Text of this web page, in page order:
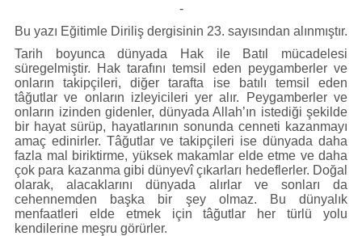
Künye
İletişim
-
Bu yazı Eğitimle Diriliş dergisinin 23. sayısından alınmıştır.
Tarih boyunca dünyada Hak ile Batıl mücadelesi
süregelmiştir. Hak tarafını temsil eden peygamberler ve
onların takipçileri, diğer tarafta ise batılı temsil eden
tâğutlar ve onların izleyicileri yer alır. Peygamberler ve
onların izinden gidenler, dünyada Allah’ın istediği şekilde
bir hayat sürüp, hayatlarının sonunda cenneti kazanmayı
amaç edinirler. Tâğutlar ve takipçileri ise dünyada daha
fazla mal biriktirme, yüksek makamlar elde etme ve daha
çok para kazanma gibi dünyevî çıkarları hedeflerler. Doğal
olarak, alacaklarını dünyada alırlar ve sonları da
cehennemden başka bir şey olmaz. Bu dünyalık
menfaatleri elde etmek için tâğutlar her türlü yolu
kendilerine meşru görürler.